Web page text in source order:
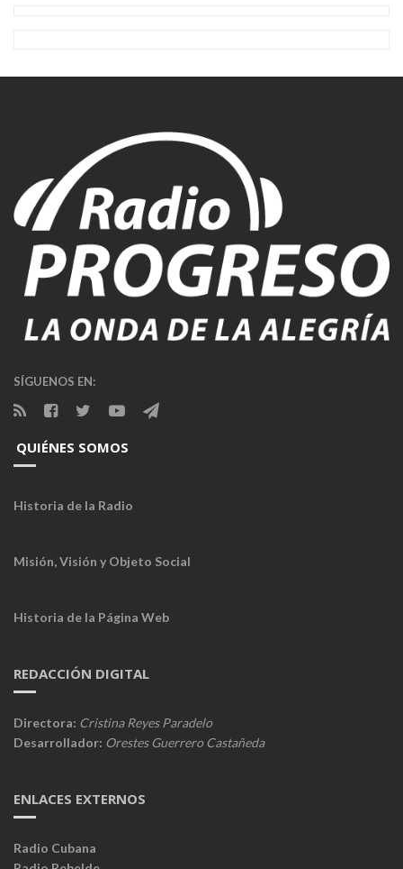
SÍGUENOS EN:
QUIÉNES SOMOS
Historia de la Radio
Misión, Visión y Objeto Social
Historia de la Página Web
REDACCIÓN DIGITAL
Directora: Cristina Reyes Paradelo
Desarrollador: Orestes Guerrero Castañeda
ENLACES EXTERNOS
Radio Cubana